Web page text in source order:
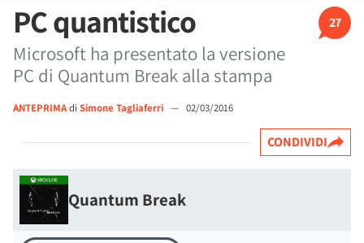
27
PC quantistico
Microsoft ha presentato la versione
PC di Quantum Break alla stampa
ANTEPRIMAdi Simone Tagliaferri — 02/03/2016
CONDIVIDI
Quantum Break